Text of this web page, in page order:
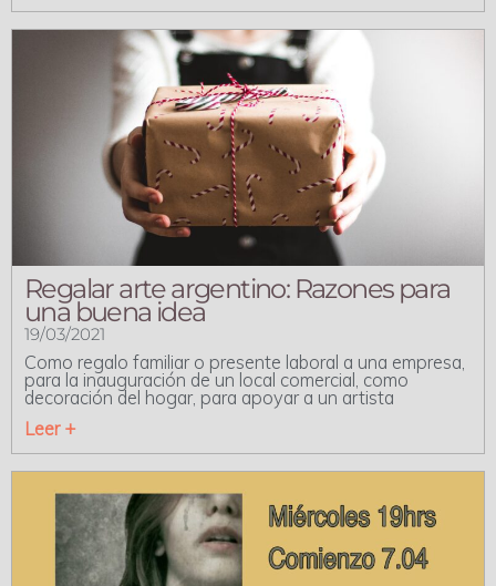
Regalar arte argentino: Razones para
una buena idea
19/03/2021
Como regalo familiar o presente laboral a una empresa,
para la inauguración de un local comercial, como
decoración del hogar, para apoyar a un artista
Leer +